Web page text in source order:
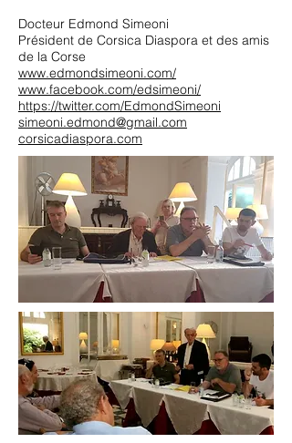
Docteur Edmond Simeoni
Président de Corsica Diaspora et des amis
de la Corse
www.edmondsimeoni.com/
www.facebook.com/edsimeoni/
https://twitter.com/EdmondSimeoni
simeoni.edmond@gmail.com
corsicadiaspora.com